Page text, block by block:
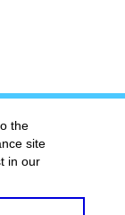
the
site
in our